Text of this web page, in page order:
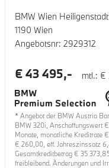
BMW Wien Heiligenstadt
1190 Wien
Angebotsnr: 2929312
mtl.: €
€ 43 495,-
* Angebot der BMW Austria
BMW 320i , Anschaffungswert €
Monate, monatliche Kreditrate €
€ 260,00 , eff. Jahreszinssatz
Gesamtkreditbetrag € 35
freibleibend. Änderungen und